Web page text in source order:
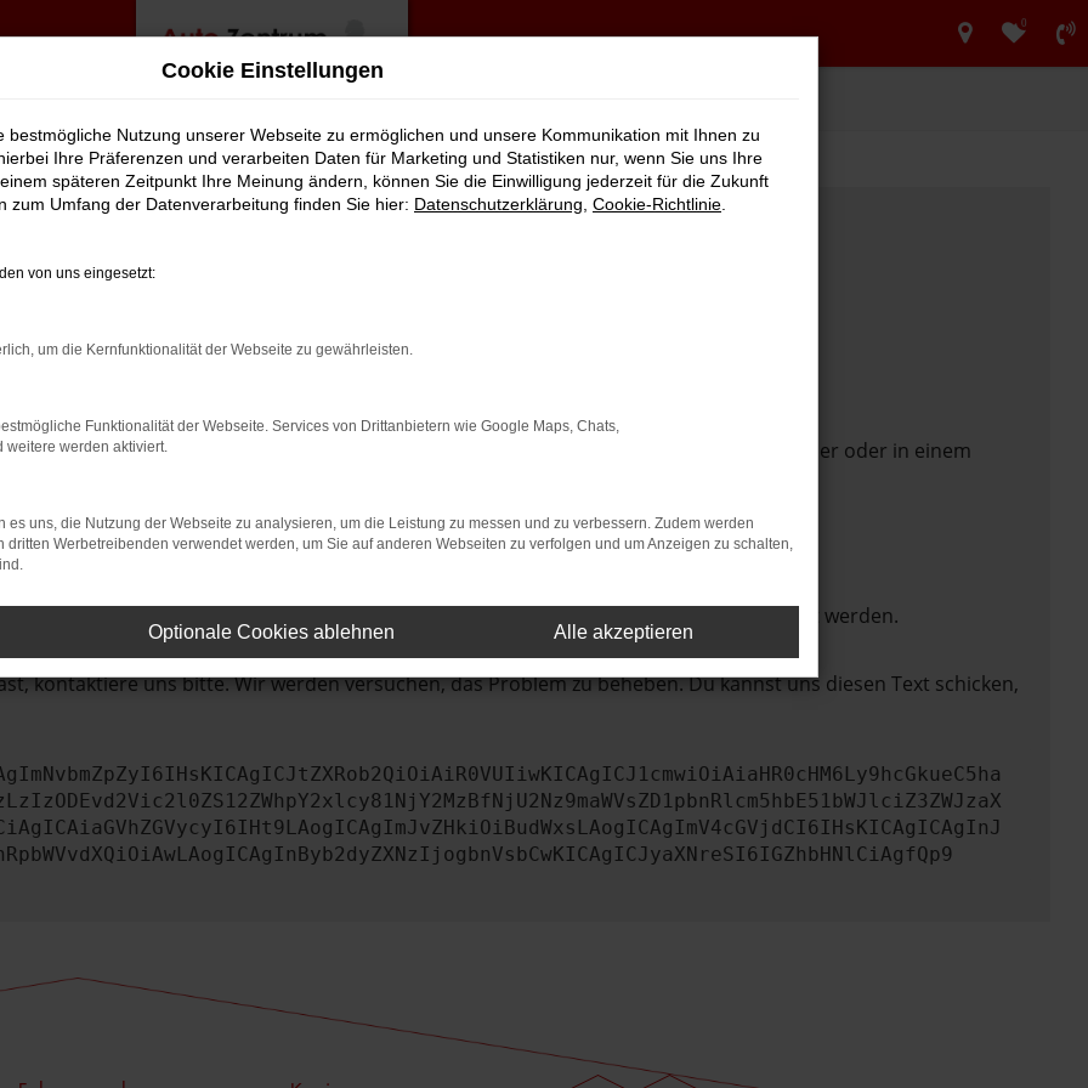
0
das Laden bestimmter Seiten verhindern. Funktioniert die Seite in einem anderen Browser oder in einem
zu beheben.
auf dem neuesten Stand sind.
sondern kann auch dazu führen, dass bestimmte Funktionen nicht mehr unterstützt werden.
kontaktiere uns bitte. Wir werden versuchen, das Problem zu beheben. Du kannst uns diesen Text schicken,
Cookie Einstellungen
bestmögliche Nutzung unserer Webseite zu ermöglichen und unsere Kommunikation mit Ihnen zu
Ihre Präferenzen und verarbeiten Daten für Marketing und Statistiken nur, wenn Sie uns Ihre
späteren Zeitpunkt Ihre Meinung ändern, können Sie die Einwilligung jederzeit für die Zukunft
zum Umfang der Datenverarbeitung finden Sie hier: Datenschutzerklärung Cookie-Richtlinie
von uns eingesetzt:
um die Kernfunktionalität der Webseite zu gewährleisten.
Funktionalität der Webseite. Services von Drittanbietern wie Google Maps, Chats,
weitere werden aktiviert.
es uns, die Nutzung der Webseite zu analysieren, um die Leistung zu messen und zu verbessern. Zudem werden
dritten Werbetreibenden verwendet werden, um Sie auf anderen Webseiten zu verfolgen und um Anzeigen zu schalten,
Optionale Cookies ablehnen Alle akzeptieren